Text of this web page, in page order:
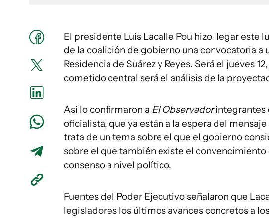
El presidente Luis Lacalle Pou hizo llegar este
de la coalición de gobierno una convocatoria a
Residencia de Suárez y Reyes. Será el jueves
cometido central será el análisis de la
Así lo confirmaron a El Observadorintegrantes
oficialista, que ya están a la espera del
trata de un tema sobre el que el gobierno
sobre el que también existe el
consenso a nivel político.
Fuentes del Poder Ejecutivo señalaron que
legisladores los últimos avances concretos a